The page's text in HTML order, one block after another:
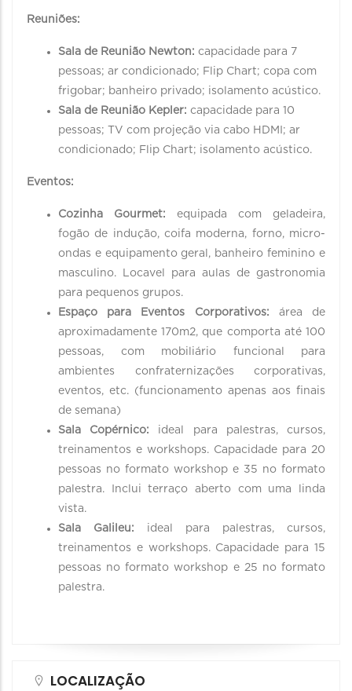
Reuniões:
Sala de Reunião Newton: capacidade para 7
pessoas; ar condicionado; Flip Chart; copa com
frigobar; banheiro privado; isolamento acústico.
Sala de Reunião Kepler: capacidade para 10
pessoas; TV com projeção via cabo HDMI; ar
condicionado; Flip Chart; isolamento acústico.
Eventos:
Cozinha Gourmet: equipada com geladeira,
fogão de indução, coifa moderna, forno, micro-
ondas e equipamento geral, banheiro feminino e
masculino. Locavel para aulas de gastronomia
para pequenos grupos.
Espaço para Eventos Corporativos: área de
aproximadamente 170m2, que comporta até 100
pessoas, com mobiliário funcional para
ambientes confraternizações corporativas,
eventos, etc. (funcionamento apenas aos finais
de semana)
Sala Copérnico: ideal para palestras, cursos,
treinamentos e workshops. Capacidade para 20
pessoas no formato workshop e 35 no formato
palestra. Inclui terraço aberto com uma linda
vista.
Sala Galileu: ideal para palestras, cursos,
treinamentos e workshops. Capacidade para 15
pessoas no formato workshop e 25 no formato
palestra.
LOCALIZAÇÃO